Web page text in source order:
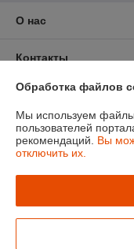
О нас
Контакты
Доставка и оплата
График работы
Политика
Сайт создан на
Обработка файлов
Мы используем файлы
пользователей
рекомендаций. Вы
отключить их.